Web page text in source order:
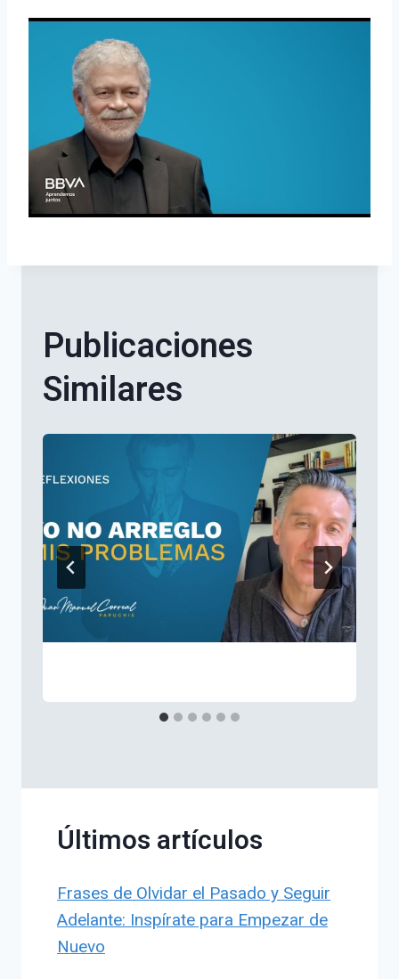
Publicaciones
Similares
Últimos artículos
Frases de Olvidar el Pasado y Seguir
Adelante: Inspírate para Empezar de
Nuevo